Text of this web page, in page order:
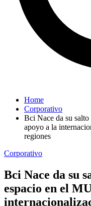
Home
Corporativo
Bci Nace da su
apoyo a la
regiones
Corporativo
Bci Nace da su
espacio en el